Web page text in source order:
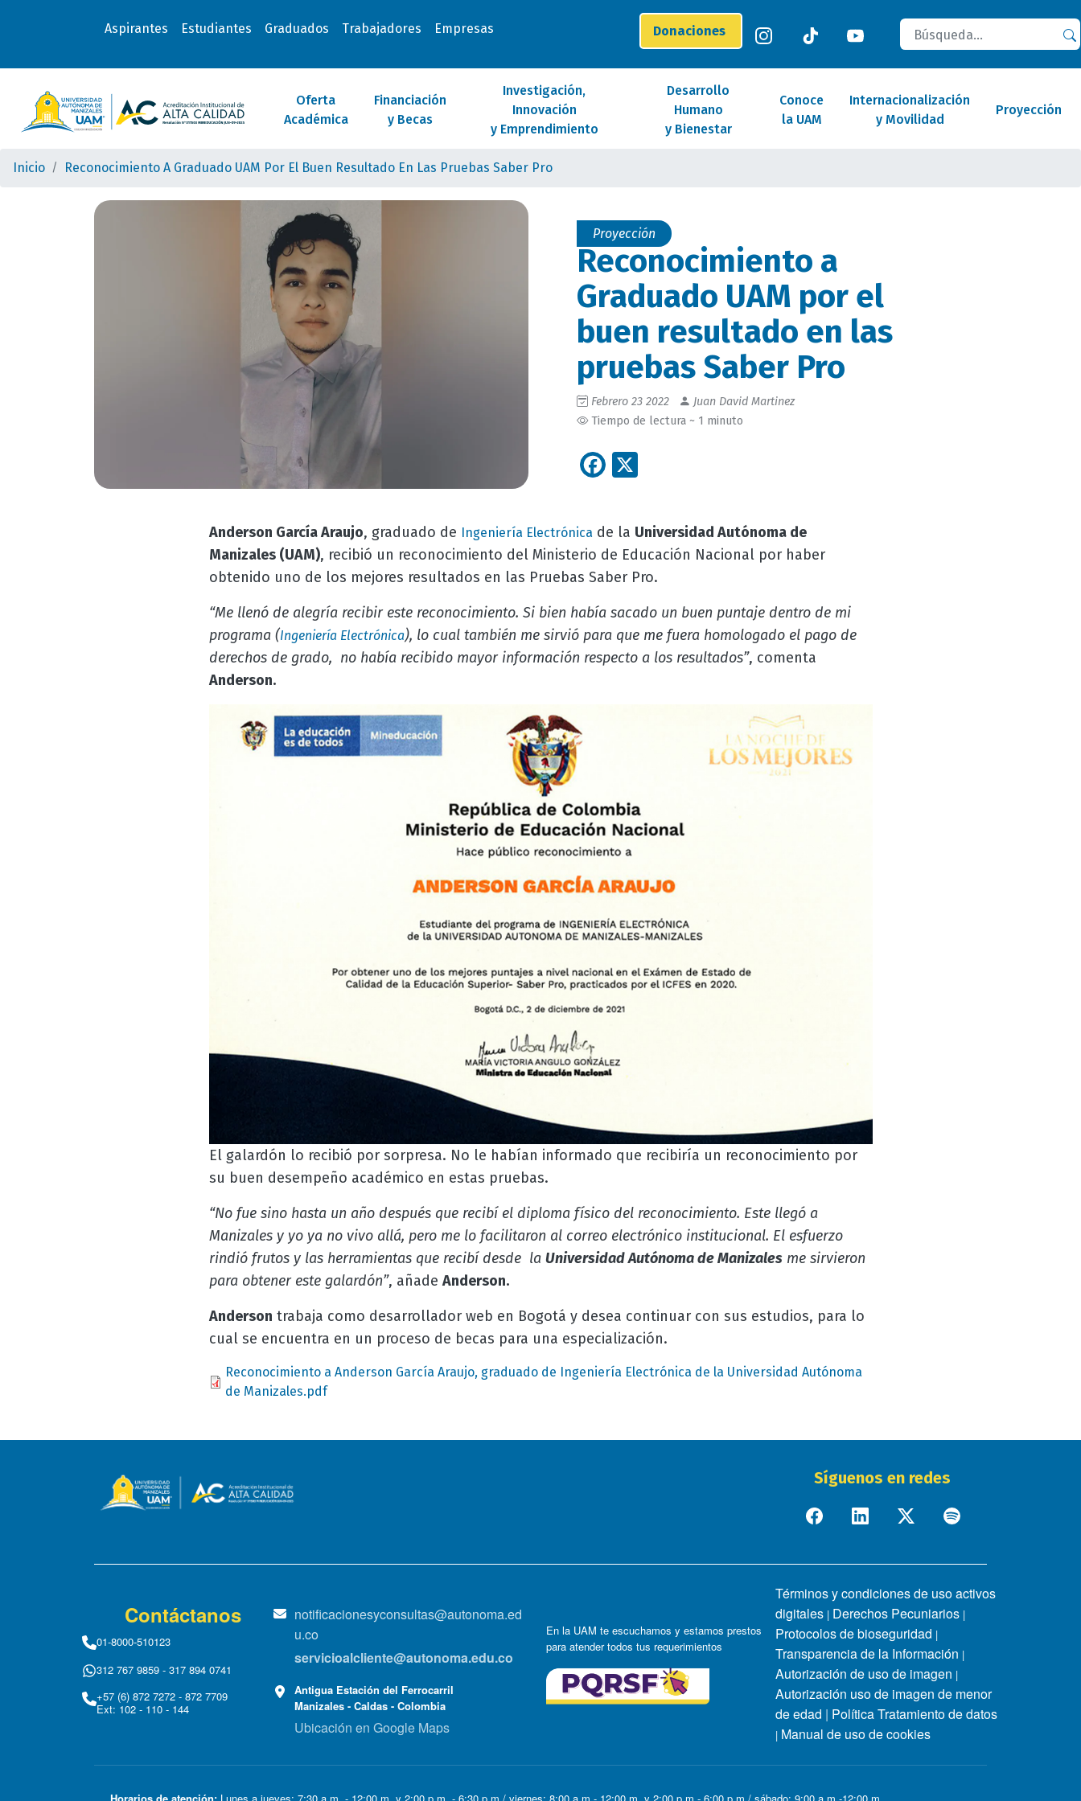
Aspirantes Estudiantes Graduados Trabajadores Empresas Donaciones
Buscar
Oferta
Académica
Financiación
y Becas
Investigación,
Innovación
y Emprendimiento
Desarrollo
Humano
y Bienestar
Conoce
la UAM
Internacionalización
y Movilidad
Proyección
Inicio Reconocimiento A Graduado UAM Por El Buen Resultado En Las Pruebas Saber Pro
Proyección
Reconocimiento a
Graduado UAM por el
buen resultado en las
pruebas Saber Pro
Febrero 23 2022
Juan David Martinez
Tiempo de lectura ~ 1 minuto
Facebook
Anderson García Araujo, graduado de Ingeniería Electrónicade la Universidad Autónoma de
Manizales (UAM), recibió un reconocimiento del Ministerio de Educación Nacional por haber
obtenido uno de los mejores resultados en las Pruebas Saber Pro.
“Me llenó de alegría recibir este reconocimiento. Si bien había sacado un buen puntaje dentro de mi
programa (Ingeniería Electrónica), lo cual también me sirvió para que me fuera homologado el pago de
derechos de grado, no había recibido mayor información respecto a los resultados”, comenta
Anderson.
El galardón lo recibió por sorpresa. No le habían informado que recibiría un reconocimiento por
su buen desempeño académico en estas pruebas.
“No fue sino hasta un año después que recibí el diploma físico del reconocimiento. Este llegó a
Manizales y yo ya no vivo allá, pero me lo facilitaron al correo electrónico institucional. El esfuerzo
rindió frutos y las herramientas que recibí desde la Universidad Autónoma de Manizalesme sirvieron
para obtener este galardón”, añade Anderson.
Anderson trabaja como desarrollador web en Bogotá y desea continuar con sus estudios, para lo
cual se encuentra en un proceso de becas para una especialización.
Document
Reconocimiento a Anderson García Araujo, graduado de Ingeniería Electrónica de la Universidad Autónoma
de Manizales.pdf
Síguenos en redes
Contáctanos
01-8000-510123
312 767 9859 - 317 894 0741
+57 (6) 872 7272 - 872 7709
Ext: 102 - 110 - 144
notificacionesyconsultas@autonoma.ed
u.co
servicioalcliente@autonoma.edu.co
Antigua Estación del Ferrocarril
Manizales - Caldas - Colombia
Ubicación en Google Maps
En la UAM te escuchamos y estamos prestos
para atender todos tus requerimientos
Términos y condiciones de uso activos
digitales | Derechos Pecuniarios |
Protocolos de bioseguridad |
Transparencia de la Información |
Autorización de uso de imagen |
Autorización uso de imagen de menor
de edad | Política Tratamiento de datos
| Manual de uso de cookies